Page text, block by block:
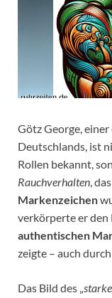
Götz George,
Deutschlands, ist
Rollen bekannt,
Rauchverhalten,
Markenzeichen
verkörperte er den
authentischen
zeigte – auch
Das Bild des „